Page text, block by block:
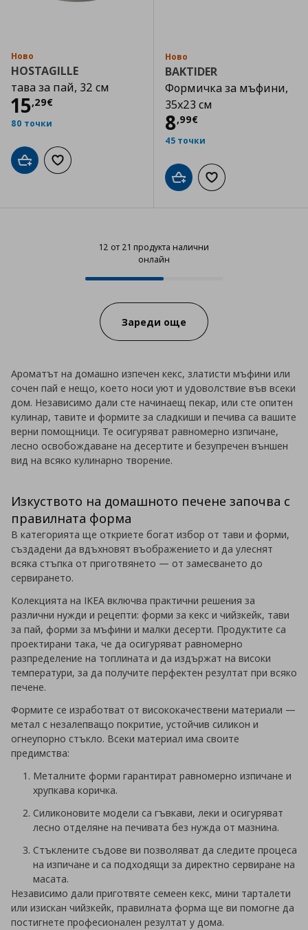
Ново
HOSTAGILLE
тава за пай, 32 см
15,29€
Цена
80 точки
Добави в кошницата
Добави към списъка с любими
Ново
BAKTIDER
Формичка за мъфини,
35x23 см
8,99€
Цена
45 точки
Добави в кошницата
Добави към
12 от 21 продукта налични
онлайн
Progress:
Зареди още
Ароматът на домашно изпечен кекс, златисти мъфини или
сочен пай е нещо, което носи уют и удоволствие във всеки
дом. Независимо дали сте начинаещ пекар, или сте опитен
кулинар, тавите и формите за сладкиши и печива са вашите
верни помощници. Те осигуряват равномерно изпичане,
лесно освобождаване на десертите и безупречен външен
вид на всяко кулинарно творение.
Изкуството на домашното печене започва с
правилната форма
В категорията ще откриете богат избор от тави и форми,
създадени да вдъхновят въображението и да улеснят
всяка стъпка от приготвянето — от замесването до
сервирането.
Колекцията на IKEA включва практични решения за
различни нужди и рецепти: форми за кекс и чийзкейк, тави
за пай, форми за мъфини и малки десерти. Продуктите са
проектирани така, че да осигуряват равномерно
разпределение на топлината и да издържат на високи
температури, за да получите перфектен резултат при всяко
печене.
Формите се изработват от висококачествени материали —
метал с незалепващо покритие, устойчив силикон и
огнеупорно стъкло. Всеки материал има своите
предимства:
Металните форми гарантират равномерно изпичане и
хрупкава коричка.
Силиконовите модели са гъвкави, леки и осигуряват
лесно отделяне на печивата без нужда от мазнина.
Стъклените съдове ви позволяват да следите процеса
на изпичане и са подходящи за директно сервиране на
масата.
Независимо дали приготвяте семеен кекс, мини тарталети
или изискан чийзкейк, правилната форма ще ви помогне да
постигнете професионален резултат у дома.